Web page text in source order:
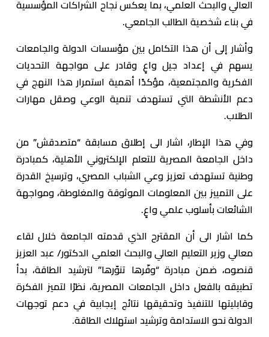
العالي والبحث العلمي، بما يعكس نجاح الشراكات المؤسسية
في بناء شخصية الطالب الجامعي.
وأشار إلى أن هذا التكامل بين مؤسسات الدولة والجامعات
يسهم في إعداد جيل واعٍ وقادر على مواجهة التحديات
الفكرية والمجتمعية، مؤكدًا أهمية استمرار هذا النهج في
دعم الأنشطة التي تستهدف تنمية الوعي وصقل مهارات
الطلاب.
وفي هذا الإطار، اشار الى إطلاق مسابقة “متصدقش” من
داخل الجامعة المصرية للتعلم الإلكتروني الأهلية، كمبادرة
وطنية تستهدف تعزيز وعي الشباب المصري، وترسيخ القدرة
على التمييز بين المعلومات الموثوقة والمغلوطة، ومواجهة
الشائعات بأسلوب علمي واعٍ.
كما اشار الى أن المقترح الذي قدمته الجامعة خلال لقاء
معالي وزير التعليم العالي والبحث العلمي الدكتور/ عبد العزيز
قنصوه، ضمن مبادرة “وفّرها تنوّرها” لترشيد الطاقة، بدأ
تطبيقه بالفعل داخل الجامعات المصرية، نظرًا لتميز الفكرة
وقابليتها للتنفيذ وتحقيقها نتائج إيجابية في دعم توجهات
الدولة نحو الاستدامة وترشيد استهلاك الطاقة.